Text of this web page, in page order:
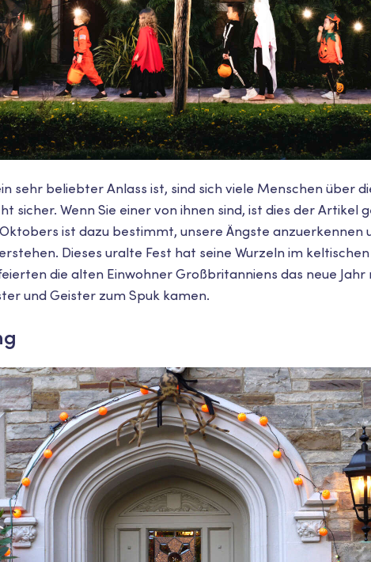
sehr beliebter Anlass ist, sind sich viele Menschen über
sicher. Wenn Sie einer von ihnen sind, ist dies der Artikel
ist dazu bestimmt, unsere Ängste anzuerkennen
Dieses uralte Fest hat seine Wurzeln im
die alten Einwohner Großbritanniens das neue Jahr
und Geister zum Spuk kamen.